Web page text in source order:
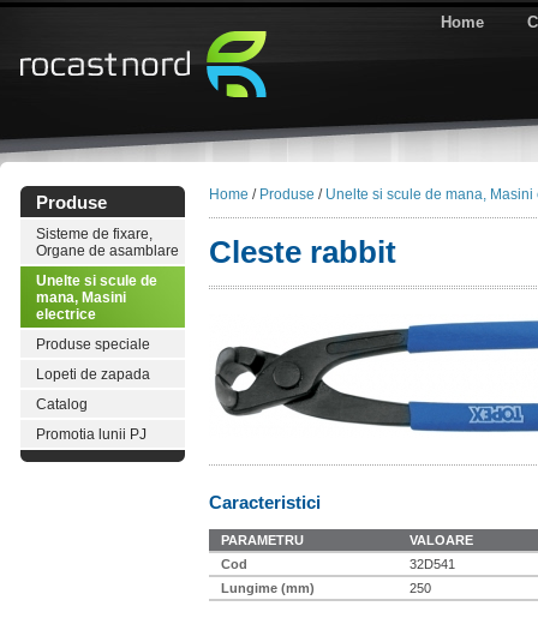
Home
Produse
Sisteme de fixare,
Organe de asamblare
Unelte si scule de
mana, Masini
electrice
Produse speciale
Lopeti de zapada
Catalog
Promotia lunii PJ
Home / Produse / Unelte si scule de mana, Masini
Cleste rabbit
Caracteristici
PARAMETRU
VALOARE
Cod
32D541
Lungime (mm)
250